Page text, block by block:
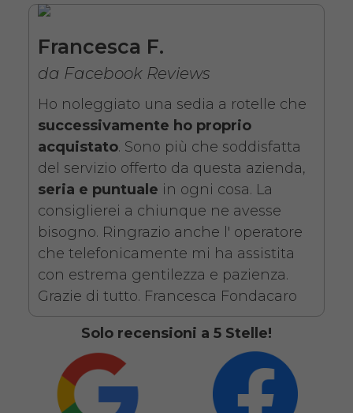
da 76,01€
Noleggio Carrozzina
pieghevole ad autospinta
- Con reggigambe -
Seduta 46 cm
Noleggio sedia a rotelle seduta
46 cm con braccioli lunghi
Francesca F.
da Facebook Reviews
Ho noleggiato una sedia a rotelle che
successivamente ho proprio
acquistato. Sono più che soddisfatta
del servizio offerto da questa azienda,
seria e puntuale in ogni cosa. La
consiglierei a chiunque ne avesse
bisogno. Ringrazio anche l' operatore
che telefonicamente mi ha assistita
con estrema gentilezza e pazienza.
Grazie di tutto. Francesca Fondacaro
Solo recensioni a 5 Stelle!